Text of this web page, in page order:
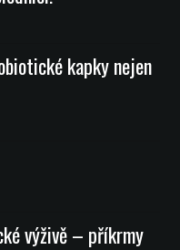
kapky nejen
výživě – příkrmy